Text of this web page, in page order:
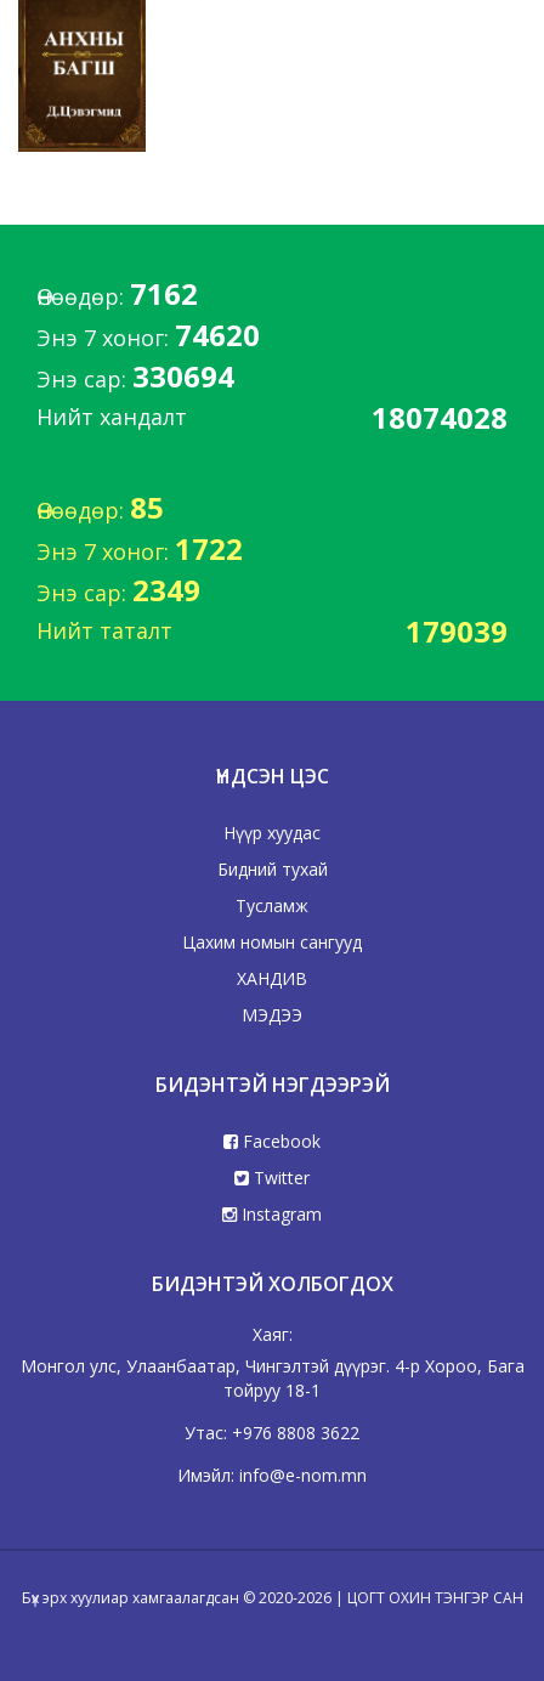
Өнөөдөр: 7162
Энэ 7 хоног: 74620
Энэ сар: 330694
Нийт хандалт 18074028
Өнөөдөр: 85
Энэ 7 хоног: 1722
Энэ сар: 2349
Нийт таталт 179039
ҮНДСЭН ЦЭС
Нүүр хуудас
Бидний тухай
Тусламж
Цахим номын сангууд
ХАНДИВ
МЭДЭЭ
БИДЭНТЭЙ НЭГДЭЭРЭЙ
Facebook
Twitter
Instagram
БИДЭНТЭЙ ХОЛБОГДОХ
Хаяг:
Монгол улс, Улаанбаатар, Чингэлтэй дүүрэг. 4-р Хороо, Бага
тойруу 18-1
Утас: +976 8808 3622
Имэйл: info@e-nom.mn
Бүх эрх хуулиар хамгаалагдсан © 2020-2026 | ЦОГТ ОХИН ТЭНГЭР САН